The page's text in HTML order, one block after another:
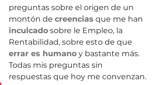
preguntas sobre el origen de un
montón de creencias que me han
inculcado sobre le Empleo, la
Rentabilidad, sobre esto de que
errar es humano y bastante más.
Todas mis preguntas sin
respuestas que hoy me convenzan.